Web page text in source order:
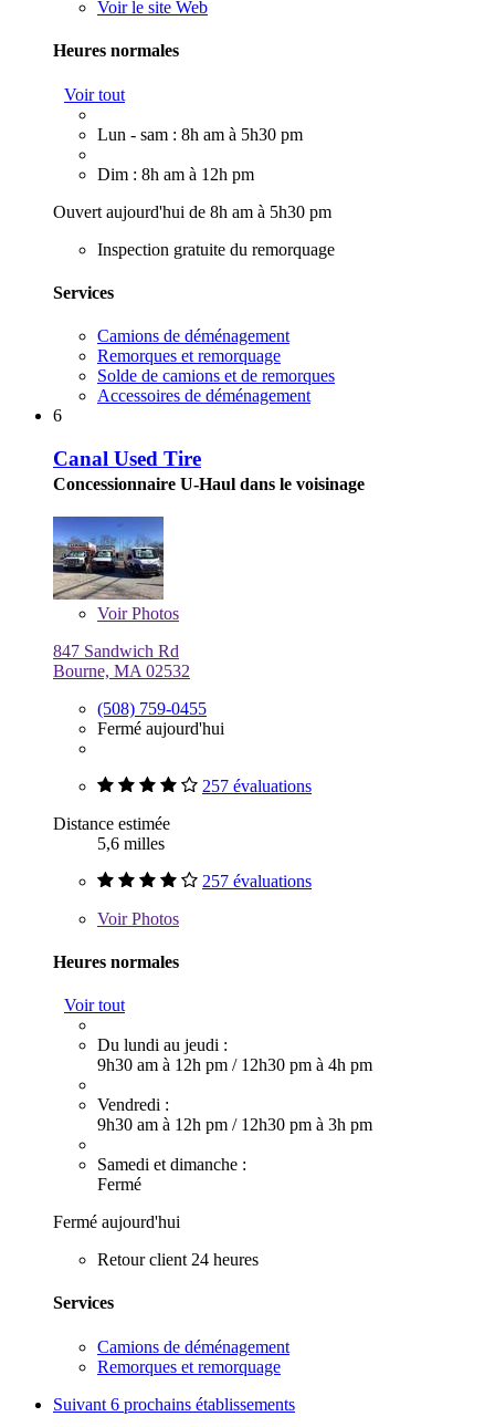
Voir le site Web
Heures normales
Voir tout
Lun - sam : 8h am à 5h30 pm
Dim : 8h am à 12h pm
Ouvert aujourd'hui de 8h am à 5h30 pm
Inspection gratuite du remorquage
Services
Camions de déménagement
Remorques et remorquage
Solde de camions et de remorques
Accessoires de déménagement
6
Canal Used Tire
Concessionnaire U-Haul dans le voisinage
VoirPhotos
847 Sandwich Rd
Bourne, MA 02532
(508) 759-0455
Fermé aujourd'hui
257 évaluations
Distance estimée
5,6 milles
257 évaluations
VoirPhotos
Heures normales
Voir tout
Du lundi au jeudi :
9h30 am à 12h pm / 12h30 pm à 4h pm
Vendredi :
9h30 am à 12h pm / 12h30 pm à 3h pm
Samedi et dimanche :
Fermé
Fermé aujourd'hui
Retour client 24 heures
Services
Camions de déménagement
Remorques et remorquage
Suivant 6 prochains établissements